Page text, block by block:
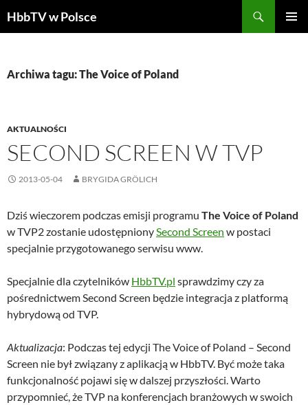
HbbTV w Polsce
Archiwa tagu: The Voice of Poland
AKTUALNOŚCI
SECOND SCREEN W TVP
2013-05-04 BRYGIDA GRÖLICH
Dziś wieczorem podczas emisji programu The Voice of Poland
w TVP2 zostanie udostępnionySecond Screen w postaci
specjalnie przygotowanego serwisu www.
Specjalnie dla czytelników HbbTV.pl sprawdzimy czy za
pośrednictwem Second Screen będzie integracja z platformą
hybrydową od TVP.
Aktualizacja: Podczas tej edycji The Voice of Poland – Second
Screen nie był związany z aplikacją w HbbTV. Być może taka
funkcjonalność pojawi się w dalszej przyszłości. Warto
przypomnieć, że TVP na konferencjach branżowych w swoich